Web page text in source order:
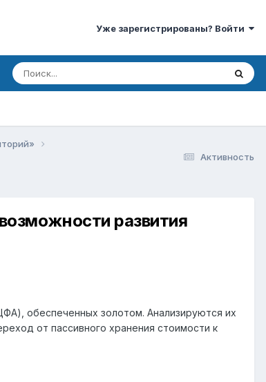
Уже зарегистрированы? Войти
Активность
развития
обеспеченных золотом. Анализируются их
от пассивного хранения стоимости к